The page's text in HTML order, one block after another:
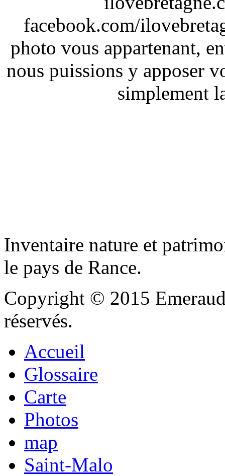
facebook.com/
photo vous appartenant,
nous puissions y apposer
simplement
Inventaire nature et
le pays de Rance.
Copyright © 2015
réservés.
Accueil
Glossaire
Carte
Photos
map
Saint-Malo